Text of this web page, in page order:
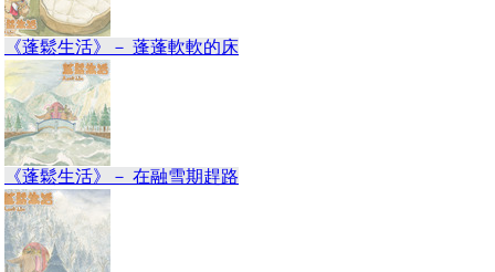
《蓬鬆生活》－ 蓬蓬軟軟的床
《蓬鬆生活》－ 在融雪期趕路